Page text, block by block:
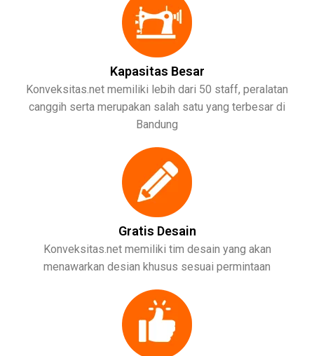
Kapasitas Besar
Konveksitas.net memiliki lebih dari 50 staff, peralatan
canggih serta merupakan salah satu yang terbesar di
Bandung
Gratis Desain
Konveksitas.net memiliki tim desain yang akan
menawarkan desian khusus sesuai permintaan